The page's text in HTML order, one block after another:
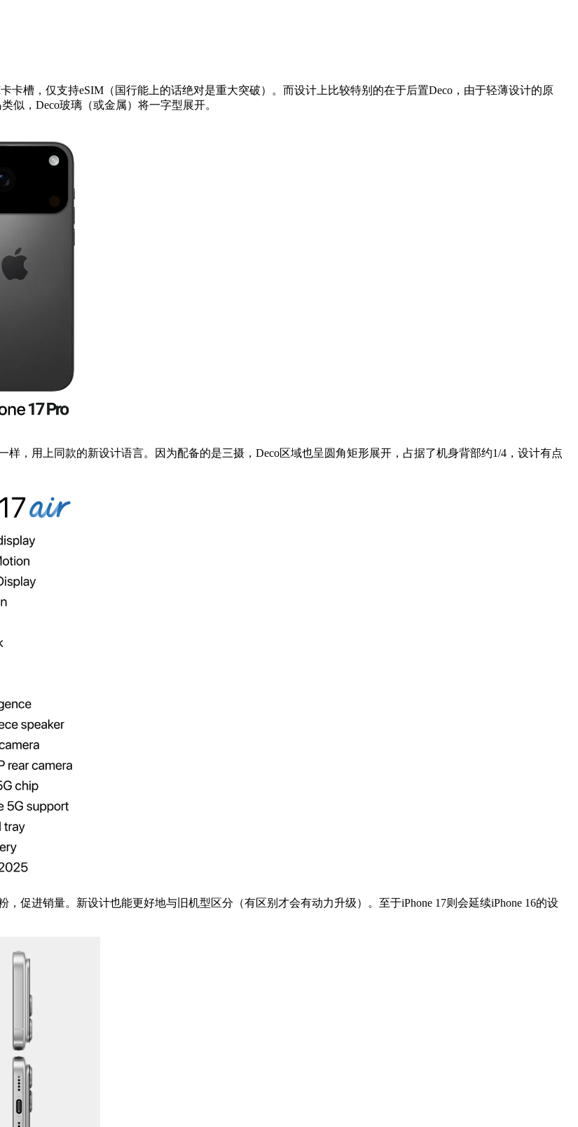
卡槽，仅支持eSIM（国行能上的话绝对是重大突破）。而设计上比较特别的在于后置Deco，由于轻薄设计的原
似，Deco玻璃（或金属）将一字型展开。
样，用上同款的新设计语言。因为配备的是三摄，Deco区域也呈圆角矩形展开，占据了机身背部约1/4，设计有点
促进销量。新设计也能更好地与旧机型区分（有区别才会有动力升级）。至于iPhone 17则会延续iPhone 16的设